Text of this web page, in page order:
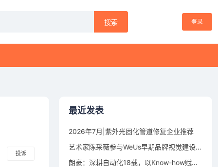
搜索 登录
投诉
最近发表
2026年7月|紫外光固化管道修复企业推荐
艺术家陈采薇参与WeUs早期品牌视觉建设，以符号设计探索女性身体叙事
朗豪：深耕自动化18载，以Know-how赋能中国制造数字化转型